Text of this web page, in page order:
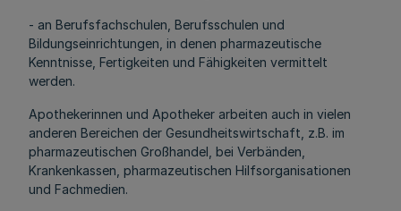
- an Berufsfachschulen, Berufsschulen und
Bildungseinrichtungen, in denen pharmazeutische
Kenntnisse, Fertigkeiten und Fähigkeiten vermittelt
werden.
Apothekerinnen und Apotheker arbeiten auch in vielen
anderen Bereichen der Gesundheitswirtschaft, z.B. im
pharmazeutischen Großhandel, bei Verbänden,
Krankenkassen, pharmazeutischen Hilfsorganisationen
und Fachmedien.